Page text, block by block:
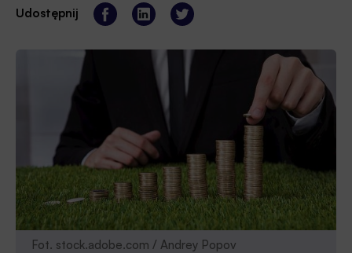
Udostępnij
Fot. stock.adobe.com / Andrey Popov